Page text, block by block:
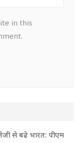
in this
से बढ़े भारत: पीएम